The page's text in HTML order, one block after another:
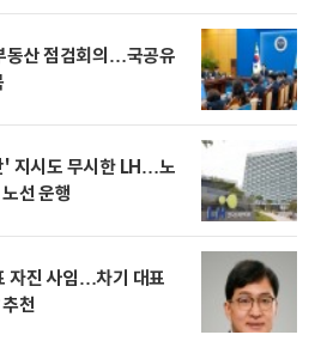
동산 점검회의…국공유
' 지시도 무시한 LH…노
선 운행
자진 사임…차기 대표
천